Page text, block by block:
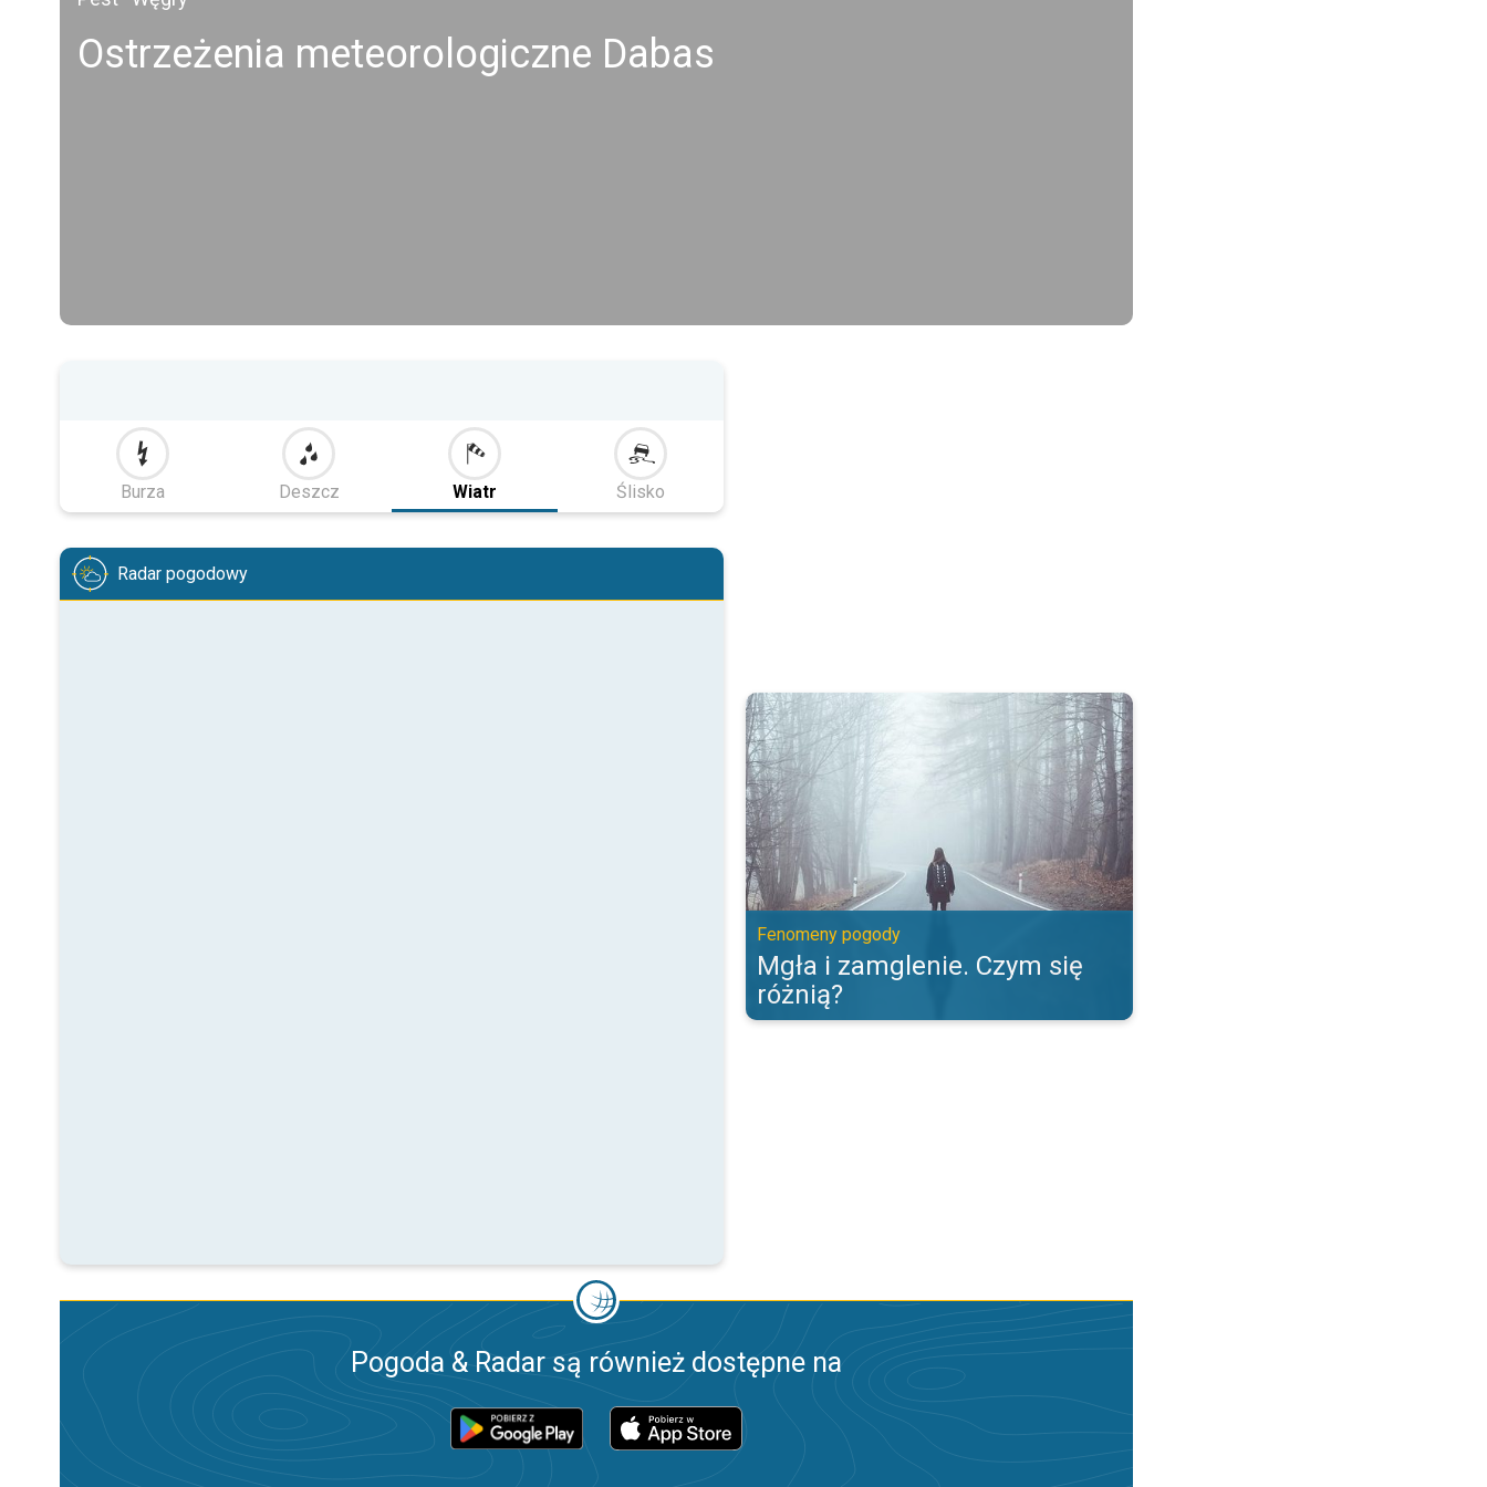
Ostrzeżenia meteorologiczne Dabas
Burza Deszcz Wiatr Ślisko
Radar pogodowy
Mgła i zamglenie. Czym się różnią?. Fenomeny pogody. . .
Fenomeny pogody
Mgła i zamglenie. Czym się
różnią?
Pogoda & Radar są również dostępne na